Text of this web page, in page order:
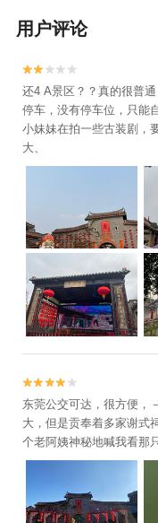
用户评论


还4 A景区？？真的很普
停车，没有停车位，只能
小妹妹在拍一些古装剧，
大、


东莞公交可达，很方便，
大，但是贡奉着多家谢式
个老阿姨神秘地喊我看那